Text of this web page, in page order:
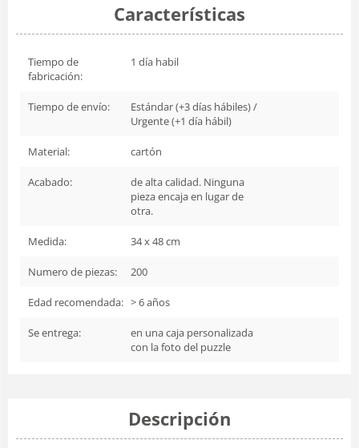
Características
Tiempo de
fabricación:
1 día habil
Tiempo de envío:
Estándar (+3 días hábiles) /
Urgente (+1 día hábil)
Material: cartón
Acabado:
de alta calidad. Ninguna
pieza encaja en lugar de
otra.
Medida: 34 x 48 cm
Numero de piezas: 200
Edad recomendada: > 6 años
Se entrega:
en una caja personalizada
con la foto del puzzle
Descripción